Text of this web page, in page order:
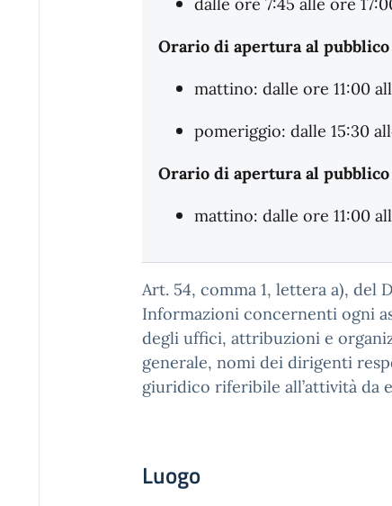
Orario di apertura al
mattino: dalle ore 11:00
pomeriggio: dalle 15:30
Orario di apertura al
mattino: dalle ore 11:00
Art. 54, comma 1, lettera a), del
Informazioni concernenti ogni
degli uffici, attribuzioni e
generale, nomi dei dirigenti
giuridico riferibile all’attività da
Luogo